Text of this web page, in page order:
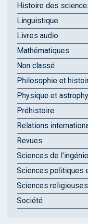
Histoire des
Linguistique
Livres audio
Mathématiques
Non classé
Philosophie et
Physique et
Préhistoire
Relations
Revues
Sciences de
Sciences politiques
Sciences religieuses
Société